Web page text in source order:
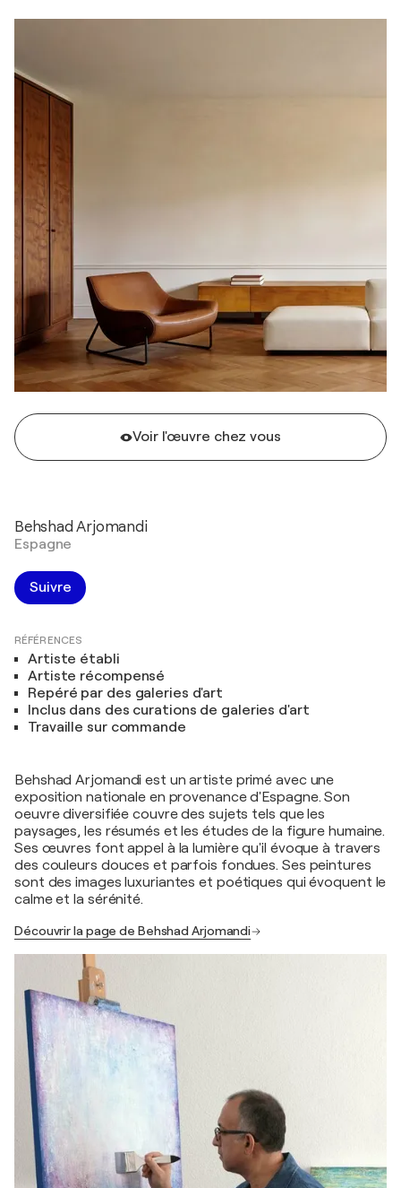
Voir l'œuvre chez vous
Behshad Arjomandi
Espagne
Suivre
RÉFÉRENCES
Artiste établi
Artiste récompensé
Repéré par des galeries d'art
Inclus dans des curations de galeries d'art
Travaille sur commande
Behshad Arjomandi est un artiste primé avec une
exposition nationale en provenance d'Espagne. Son
oeuvre diversifiée couvre des sujets tels que les
paysages, les résumés et les études de la figure humaine.
Ses œuvres font appel à la lumière qu'il évoque à travers
des couleurs douces et parfois fondues. Ses peintures
sont des images luxuriantes et poétiques qui évoquent le
calme et la sérénité.
Découvrir la page de Behshad Arjomandi